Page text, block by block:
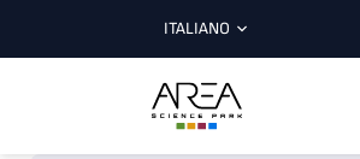
ITALIANO